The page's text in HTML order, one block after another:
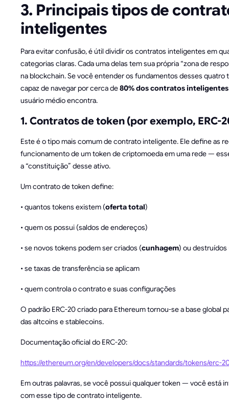
3. Principais tipos de
inteligentes
Para evitar confusão, é útil dividir os contratos inteligentes em
categorias claras. Cada uma delas tem sua própria “zona de
na blockchain. Se você entender os fundamentos desses quatro
capaz de navegar por cerca de80% dos contratos inteligentes
usuário médio encontra.
1. Contratos de token (por exemplo, ERC-
Este é o tipo mais comum de contrato inteligente. Ele define as
funcionamento de um token de criptomoeda em uma rede —
a “constituição” desse ativo.
Um contrato de token define:
• quantos tokens existem (oferta total)
• quem os possui (saldos de endereços)
• se novos tokens podem ser criados (cunhagem) ou destruídos
• se taxas de transferência se aplicam
• quem controla o contrato e suas configurações
O padrão ERC-20 criado para Ethereum tornou-se a base global
das altcoins e stablecoins.
Documentação oficial do ERC-20:
https://ethereum.org/en/developers/docs/standards/tokens/erc-
Em outras palavras, se você possui qualquer token — você está
com esse tipo de contrato inteligente.